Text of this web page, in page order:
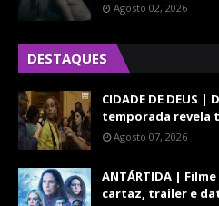
Agosto 02, 2026
DESTAQUES
CIDADE DE DEUS |
temporada revela
Agosto 07, 2026
ANTÁRTIDA |
cartaz, trailer e